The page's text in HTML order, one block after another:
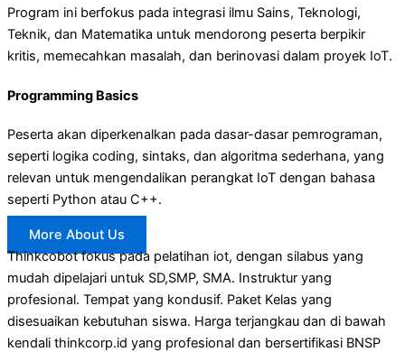
Program ini berfokus pada integrasi ilmu Sains, Teknologi,
Teknik, dan Matematika untuk mendorong peserta berpikir
kritis, memecahkan masalah, dan berinovasi dalam proyek IoT.
Programming Basics
Peserta akan diperkenalkan pada dasar-dasar pemrograman,
seperti logika coding, sintaks, dan algoritma sederhana, yang
relevan untuk mengendalikan perangkat IoT dengan bahasa
seperti Python atau C++.
More About Us
Thinkcobot fokus pada pelatihan iot, dengan silabus yang
mudah dipelajari untuk SD,SMP, SMA. Instruktur yang
profesional. Tempat yang kondusif. Paket Kelas yang
disesuaikan kebutuhan siswa. Harga terjangkau dan di bawah
kendali thinkcorp.id yang profesional dan bersertifikasi BNSP